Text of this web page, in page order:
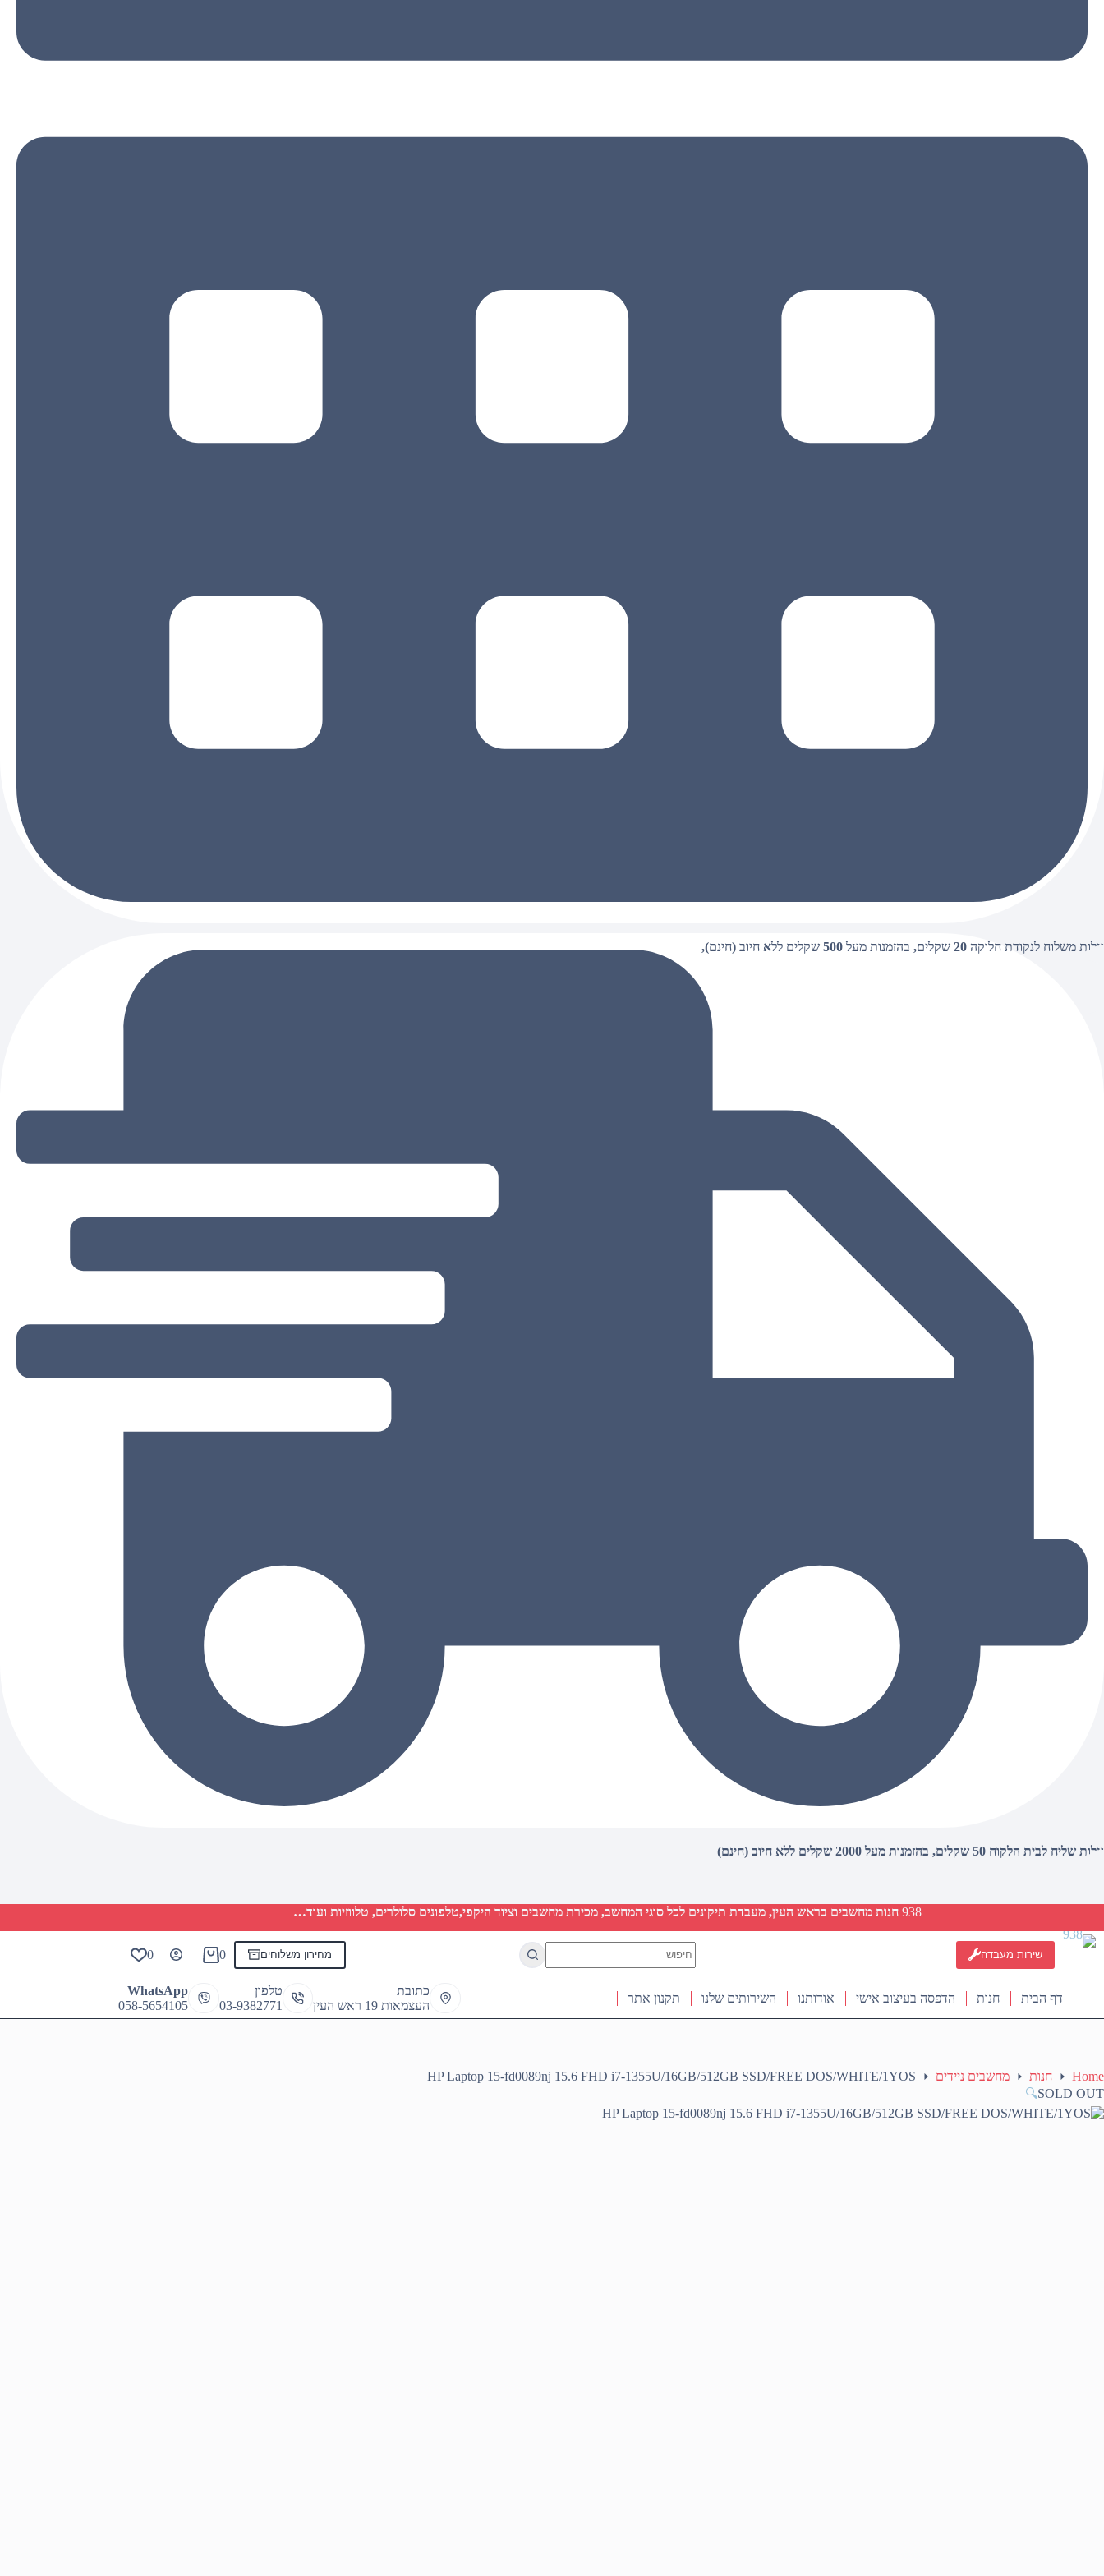
עלות משלוח לנקודת חלוקה 20 שקלים, בהזמנות מעל 500 שקלים ללא חיוב (חינם),
עלות שליח לבית הלקוח 50 שקלים, בהזמנות מעל 2000 שקלים ללא חיוב (חינם)
938 חנות מחשבים בראש העין, מעבדת תיקונים לכל סוגי המחשב, מכירת מחשבים וציוד היקפי,טלפונים סלולרים, טלווזיות ועוד…
שירות מעבדה
results
מחירון משלוחים
Shopping
0
0
דף הבית חנות הדפסה בעיצוב אישי אודותנו השירותים שלנו תקנון אתר
כתובת
העצמאות 19 ראש העין
טלפון
03-9382771
WhatsApp
058-5654105
Home חנות מחשבים ניידים
HP Laptop 15-fd0089nj 15.6 FHD i7-1355U/16GB/512GB SSD/FREE DOS/WHITE/1YOS
SOLD OUT
🔍